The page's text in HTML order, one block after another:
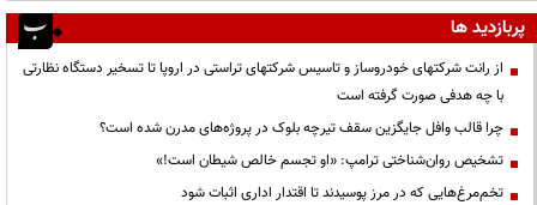
پربازدید ها
از رانت‌ شرکتهای خودروساز و تاسیس شرکتهای تراستی در اروپا تا تسخیر دستگاه نظارتی
با چه هدفی صورت گرفته است
چرا قالب وافل جایگزین سقف تیرچه بلوک در پروژه‌های مدرن شده است؟
تشخیص روان‌شناختی ترامپ: «او تجسم خالص شیطان است!»
تخم‌مرغ‌هایی که در مرز پوسیدند تا اقتدار اداری اثبات شود